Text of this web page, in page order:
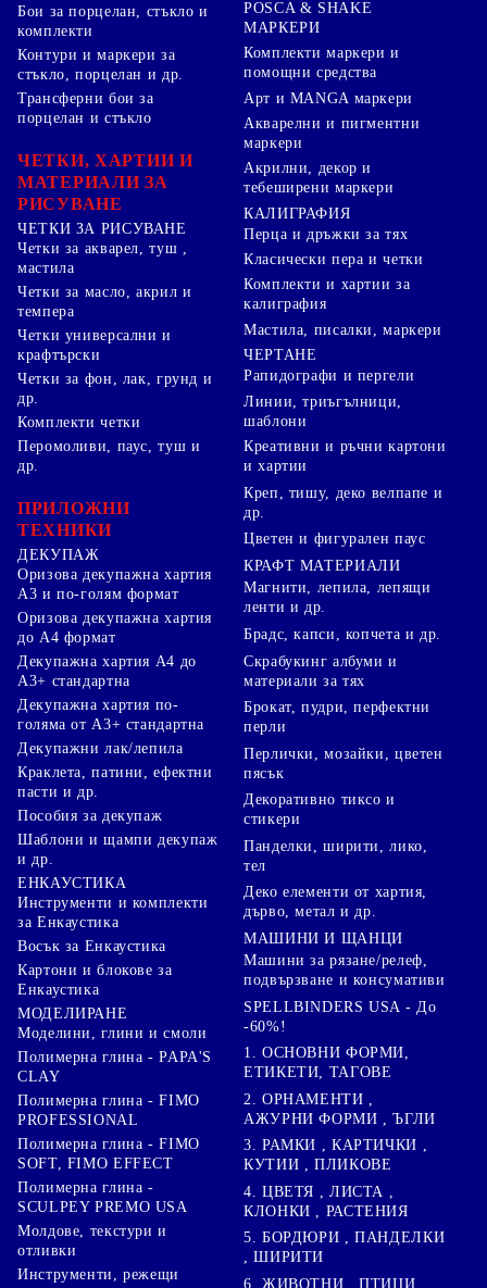
Бои за порцелан, стъкло и
комплекти
Контури и маркери за
стъкло, порцелан и др.
Трансферни бои за
порцелан и стъкло
ЧЕТКИ, ХАРТИИ И
МАТЕРИАЛИ ЗА
РИСУВАНЕ
ЧЕТКИ ЗА РИСУВАНЕ
Четки за акварел, туш ,
мастила
Четки за масло, акрил и
темпера
Четки универсални и
крафтърски
Четки за фон, лак, грунд и
др.
Комплекти четки
POSCA & SHAKE
МАРКЕРИ
Комплекти маркери и
помощни средства
Арт и MANGA маркери
Акварелни и пигментни
маркери
Акрилни, декор и
тебеширени маркери
КАЛИГРАФИЯ
Перца и дръжки за тях
Класически пера и четки
Комплекти и хартии за
калиграфия
Мастила, писалки, маркери
ЧЕРТАНЕ
Рапидографи и пергели
Линии, триъгълници,
шаблони
Перомоливи, паус, туш и
др.
ПРИЛОЖНИ
ТЕХНИКИ
ДЕКУПАЖ
Оризова декупажна хартия
А3 и по-голям формат
Оризова декупажна хартия
до А4 формат
Декупажна хартия А4 до
А3+ стандартна
Декупажна хартия по-
голяма от А3+ стандартна
Декупажни лак/лепила
Краклета, патини, ефектни
пасти и др.
Пособия за декупаж
Шаблони и щампи декупаж
и др.
ЕНКАУСТИКА
Инструменти и комплекти
за Енкаустика
Восък за Енкаустика
Картони и блокове за
Енкаустика
МОДЕЛИРАНЕ
Моделини, глини и смоли
Полимерна глина - PAPA'S
CLAY
Полимерна глина - FIMO
PROFESSIONAL
Полимерна глина - FIMO
SOFT, FIMO EFFECT
Полимерна глина -
SCULPEY PREMO USA
Молдове, текстури и
отливки
Инструменти, режещи
Креативни и ръчни картони
и хартии
Креп, тишу, деко велпапе и
др.
Цветен и фигурален паус
КРАФТ МАТЕРИАЛИ
Магнити, лепила, лепящи
ленти и др.
Брадс, капси, копчета и др.
Скрабукинг албуми и
материали за тях
Брокат, пудри, перфектни
перли
Перлички, мозайки, цветен
пясък
Декоративно тиксо и
стикери
Панделки, ширити, лико,
тел
Деко елементи от хартия,
дърво, метал и др.
МАШИНИ И ЩАНЦИ
Машини за рязане/релеф,
подвързване и консумативи
SPELLBINDERS USA - До
-60%!
1. ОСНОВНИ ФОРМИ,
ЕТИКЕТИ, ТАГОВЕ
2. ОРНАМЕНТИ ,
АЖУРНИ ФОРМИ , ЪГЛИ
3. РАМКИ , КАРТИЧКИ ,
КУТИИ , ПЛИКОВЕ
4. ЦВЕТЯ , ЛИСТА ,
КЛОНКИ , РАСТЕНИЯ
5. БОРДЮРИ , ПАНДЕЛКИ
, ШИРИТИ
6. ЖИВОТНИ , ПТИЦИ ,